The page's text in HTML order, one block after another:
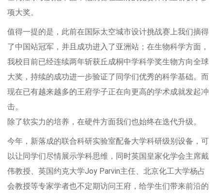
项大奖。
值得一提的是，此前在国际太空城市设计挑战赛上我们摘得
了中国站冠军，并且成功进入了亚洲站；在生物科学方面，
我校目前已经连续两年斩获丘成桐中学科学奖生物方向全球
大奖，持续的成功进一步验证了同学们优秀的科学基础。而
现在已有越来越多的王府学子正在向更高的学术成就发起冲
击。
除了软实力的培养，在硬件方面我们也始终在迭代升级。
今年，新落成的联合科研实验室配备大学科研级别设备，可
以让同学们尽情展示学科思维，同时英国皇家化学会主席戴
伟教授、英国约克大学Joy Parvin主任、北京化工大学杨占
会教授等专家学者也不定期访问王府，给学生们带来前沿的